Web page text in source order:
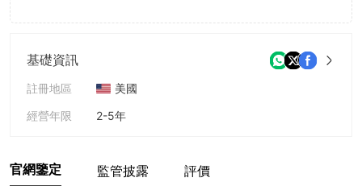
基礎資訊
註冊地區
美國
經營年限
2-5年
官網鑒定 監管披露 評價